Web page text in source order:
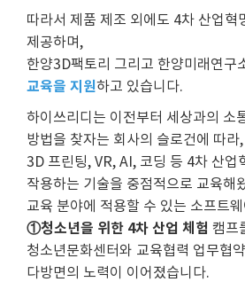
따라서 제품 제조 외에도 4차 산업혁
제공하며,
한양3D팩토리 그리고 한양미래연구
교육을 지원하고 있습니다.
하이쓰리디는 이전부터 세상과의 소
방법을 찾자는 회사의 슬로건에 따라,
3D 프린팅, VR, AI, 코딩 등 4차 산업
작용하는 기술을 중점적으로 교육해
교육 분야에 적용할 수 있는 소프트
①청소년을 위한 4차 산업 체험 캠프
청소년문화센터와 교육협력 업무협
다방면의 노력이 이어졌습니다.